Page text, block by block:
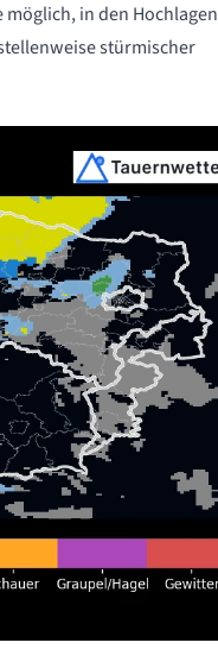
in den Hochlagen
stürmischer